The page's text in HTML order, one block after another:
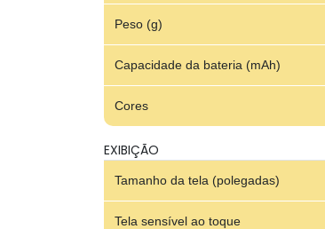
Peso (g)
Capacidade da bateria (mAh)
Cores
EXIBIÇÃO
Tamanho da tela (polegadas)
Tela sensível ao toque